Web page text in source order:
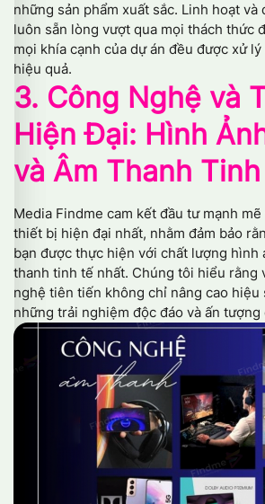
những sản phẩm xuất sắc. Linh hoạt và
luôn sẵn lòng vượt qua mọi thách thức
mọi khía cạnh của dự án đều được xử
hiệu quả.
3. Công Nghệ và
Hiện Đại: Hình
và Âm Thanh
Media Findme cam kết đầu tư mạnh
thiết bị hiện đại nhất, nhằm đảm bảo
bạn được thực hiện với chất lượng hình
thanh tinh tế nhất. Chúng tôi hiểu rằng
nghệ tiên tiến không chỉ nâng cao hiệu
những trải nghiệm độc đáo và ấn tượng